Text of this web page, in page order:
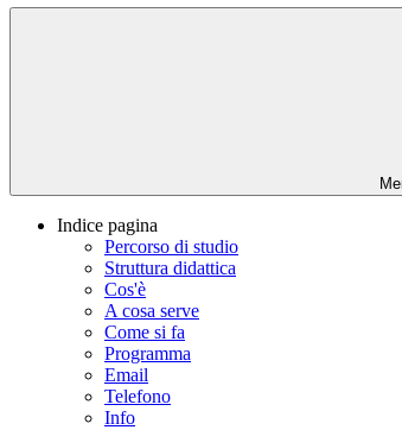
Indice pagina
Percorso di studio
Struttura didattica
Cos'è
A cosa serve
Come si fa
Programma
Email
Telefono
Info